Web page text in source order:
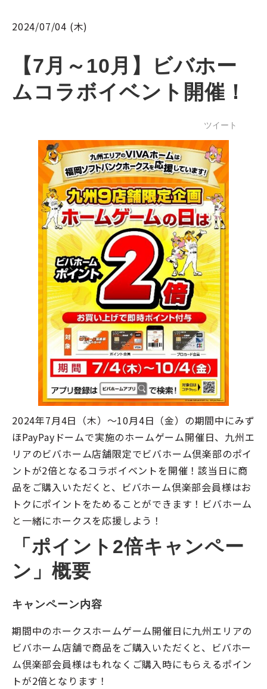
2024/07/04 (木)
【7月～10月】ビバホー
ムコラボイベント開催！
ツイート
2024年7月4日（木）～10月4日（金）の期間中にみず
ほPayPayドームで実施のホームゲーム開催日、九州エ
リアのビバホーム店舗限定でビバホーム倶楽部のポイ
ントが2倍となるコラボイベントを開催！該当日に商
品をご購入いただくと、ビバホーム倶楽部会員様はお
トクにポイントをためることができます！ビバホーム
と一緒にホークスを応援しよう！
「ポイント2倍キャンペー
ン」概要
キャンペーン内容
期間中のホークスホームゲーム開催日に九州エリアの
ビバホーム店舗で商品をご購入いただくと、ビバホー
ム倶楽部会員様はもれなくご購入時にもらえるポイン
トが2倍となります！